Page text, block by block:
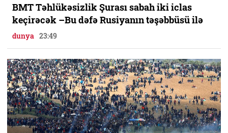
BMT Təhlükəsizlik Şurası sabah iki iclas
keçirəcək –Bu dəfə Rusiyanın təşəbbüsü ilə
dunya 23:49